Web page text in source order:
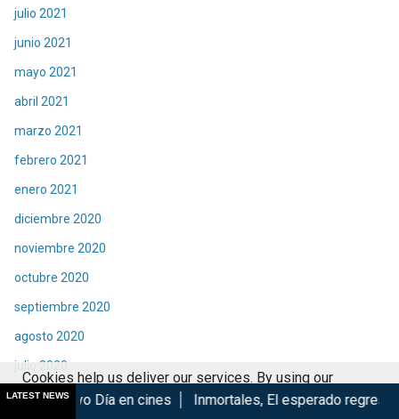
julio 2021
junio 2021
mayo 2021
abril 2021
marzo 2021
febrero 2021
enero 2021
diciembre 2020
noviembre 2020
octubre 2020
septiembre 2020
agosto 2020
julio 2020
junio 2020
LATEST NEWS
en cines Inmortales, El esperado regreso de Izu...
Cookies help us deliver our services. By using our
services, you agree to our use of cookies.
Got it